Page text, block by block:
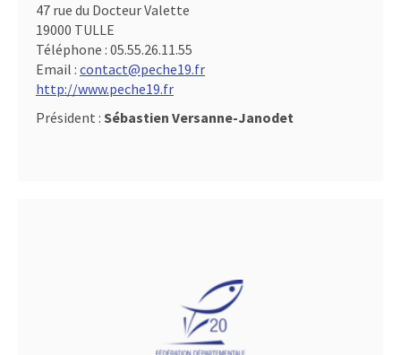
47 rue du Docteur Valette
19000 TULLE
Téléphone : 05.55.26.11.55
Email : contact@peche19.fr
http://www.peche19.fr
Président : Sébastien Versanne-Janodet